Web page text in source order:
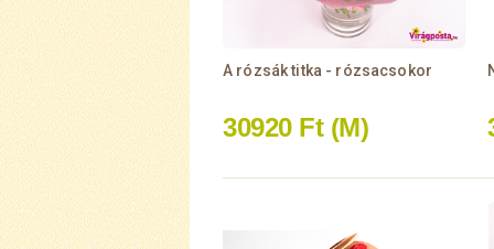
A rózsák titka - rózsacsokor
30920 Ft (M)